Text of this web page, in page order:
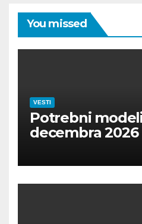
You missed
VESTI
Potrebni
decembra 2026